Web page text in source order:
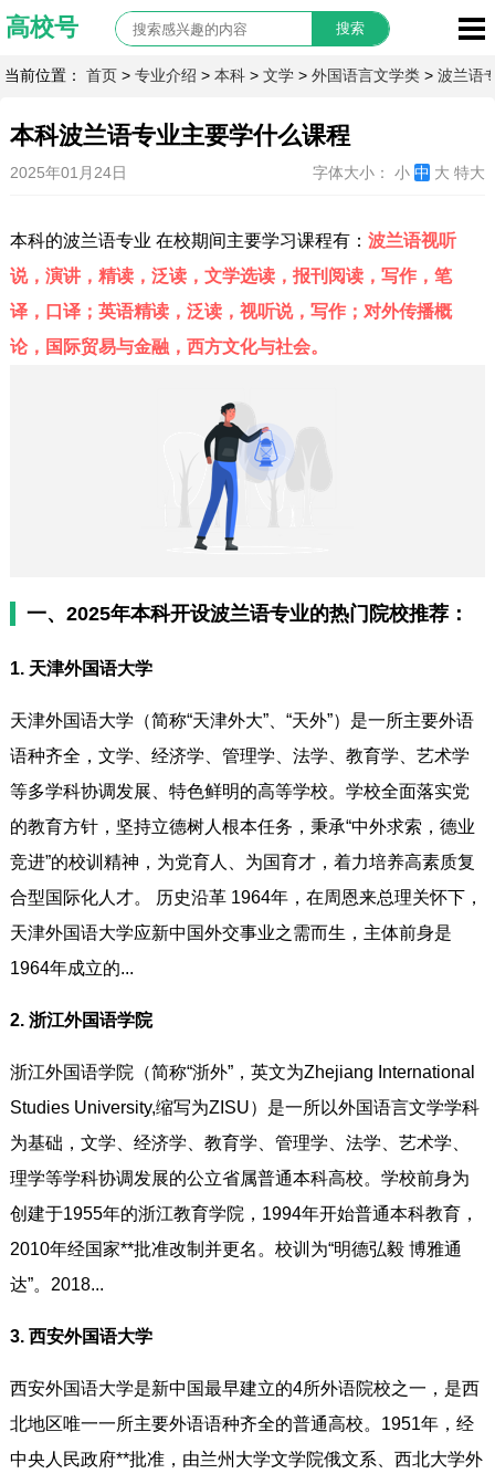
当前位置：首页 >专业介绍 >本科 >文学 >外国语言文学类 >波兰语
本科波兰语专业主要学什么课程
2025年01月24日 字体大小：小 中 大 特大
本科的波兰语专业 在校期间主要学习课程有： 波兰语视听
说，演讲，精读，泛读，文学选读，报刊阅读，写作，笔
译，口译；英语精读，泛读，视听说，写作；对外传播概
论，国际贸易与金融，西方文化与社会。
一、2025年本科开设波兰语专业的热门院校推荐：
1. 天津外国语大学
天津外国语大学（简称“天津外大”、“天外”）是一所主要外语
语种齐全，文学、经济学、管理学、法学、教育学、艺术学
等多学科协调发展、特色鲜明的高等学校。学校全面落实党
的教育方针，坚持立德树人根本任务，秉承“中外求索，德业
竞进”的校训精神，为党育人、为国育才，着力培养高素质复
合型国际化人才。 历史沿革 1964年，在周恩来总理关怀下，
天津外国语大学应新中国外交事业之需而生，主体前身是
1964年成立的...
2. 浙江外国语学院
浙江外国语学院（简称“浙外”，英文为Zhejiang International
Studies University,缩写为ZISU）是一所以外国语言文学学科
为基础，文学、经济学、教育学、管理学、法学、艺术学、
理学等学科协调发展的公立省属普通本科高校。学校前身为
创建于1955年的浙江教育学院，1994年开始普通本科教育，
2010年经国家**批准改制并更名。校训为“明德弘毅 博雅通
达”。2018...
3. 西安外国语大学
西安外国语大学是新中国最早建立的4所外语院校之一，是西
北地区唯一一所主要外语语种齐全的普通高校。1951年，经
中央人民政府**批准，由兰州大学文学院俄文系、西北大学外